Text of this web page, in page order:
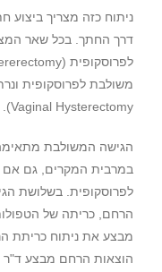
ניתוח כזה מצריך ביצוע
דרך החתך. בכל שאר
Vaginal Hysterectomy).
הגישה המשולבת
במרבית המקרים, גם אם
לפרוסקופית. בשלושת
הרחם, כריתה של
מבצע את ניתוח כריתת
הוצאות הרחם מבצע ד"ר